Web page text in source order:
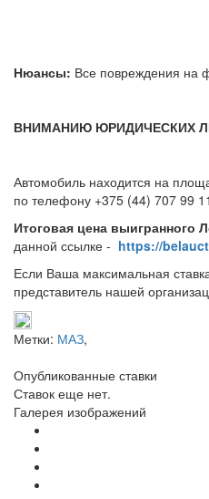
Нюансы: Все повреждения
ВНИМАНИЮ ЮРИДИЧЕСКИХ
Автомобиль находится на
по телефону +375
Итоговая цена выигранного
данной ссылке - https://
Если Ваша максимальная
представитель нашей
Метки: МАЗ,
Опубликованные ставки
Ставок еще нет.
Галерея изображений